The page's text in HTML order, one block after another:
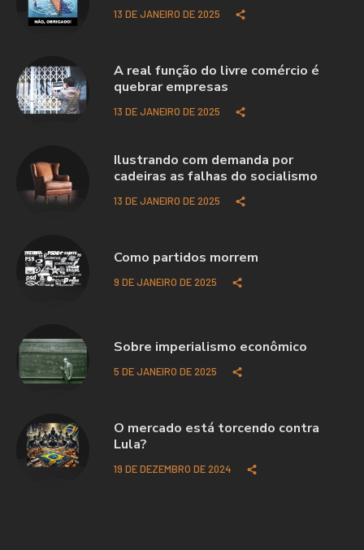
13 DE JANEIRO DE 2025
A real função do livre comércio é
quebrar empresas
13 DE JANEIRO DE 2025
Ilustrando com demanda por
cadeiras as falhas do socialismo
13 DE JANEIRO DE 2025
Como partidos morrem
9 DE JANEIRO DE 2025
Sobre imperialismo econômico
5 DE JANEIRO DE 2025
O mercado está torcendo contra
Lula?
19 DE DEZEMBRO DE 2024